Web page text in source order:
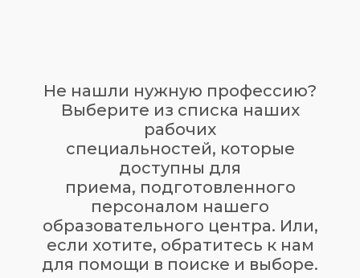
Не нашли нужную профессию?
Выберите из списка наших
рабочих
специальностей, которые
доступны для
приема, подготовленного
персоналом нашего
образовательного центра. Или,
если хотите, обратитесь к нам
для помощи в поиске и выборе.